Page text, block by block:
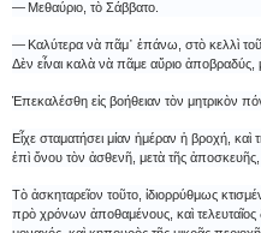
― Μεθαύριο, τὸ Σάββατο.
― Καλύτερα νὰ πᾶμ᾿ ἐπάνω, στὸ κελλὶ
Δὲν εἶναι καλὰ νὰ πᾶμε αὔριο ἀποβραδύς,
Ἐπεκαλέσθη εἰς βοήθειαν τὸν μητρικὸν
Εἶχε σταματήσει μίαν ἡμέραν ἡ βροχή,
ἐπὶ ὄνου τὸν ἀσθενῆ, μετὰ τῆς ἀποσκευῆς,
Τὸ ἀσκηταρεῖον τοῦτο, ἰδιορρύθμως
πρὸ χρόνων ἀποθαμένους, καὶ